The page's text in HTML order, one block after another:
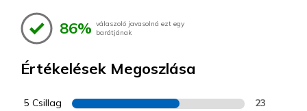
86% válaszoló javasolná ezt egy
barátjának
Értékelések Megoszlása
5 Csillag 23